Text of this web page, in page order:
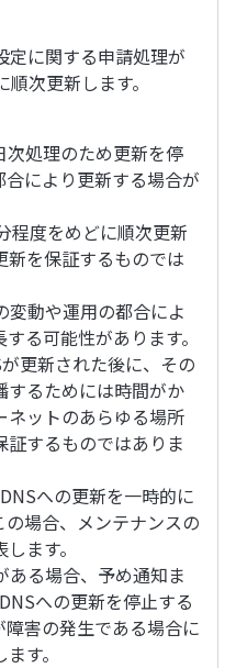
定に関する申請処理が
次更新します。
次処理のため更新を停
により更新する場合が
程度をめどに順次更新
新を保証するものでは
変動や運用の都合によ
る可能性があります。
更新された後に、その
するためには時間がか
ネットのあらゆる場所
するものではありま
への更新を一時的に
場合、メンテナンスの
ます。
ある場合、予め通知ま
への更新を停止する
害の発生である場合に
す。